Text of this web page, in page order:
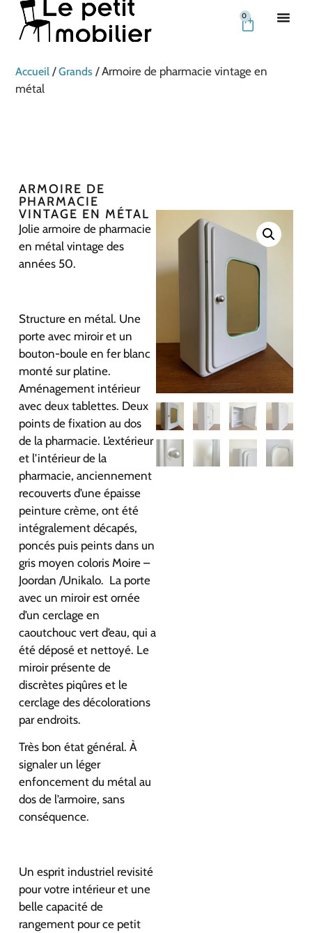
0
Accueil /Grands / Armoire de pharmacie vintage en
métal
ARMOIRE DE
PHARMACIE
VINTAGE EN MÉTAL
Jolie armoire de pharmacie
en métal vintage des
années 50.
Structure en métal. Une
porte avec miroir et un
bouton-boule en fer blanc
monté sur platine.
Aménagement intérieur
avec deux tablettes. Deux
points de fixation au dos
de la pharmacie. L’extérieur
et l’intérieur de la
pharmacie, anciennement
recouverts d’une épaisse
peinture crème, ont été
intégralement décapés,
poncés puis peints dans un
gris moyen coloris Moire –
Joordan /Unikalo. La porte
avec un miroir est ornée
d’un cerclage en
caoutchouc vert d’eau, qui a
été déposé et nettoyé. Le
miroir présente de
discrètes piqûres et le
cerclage des décolorations
par endroits.
Très bon état général. À
signaler un léger
enfoncement du métal au
dos de l’armoire, sans
conséquence.
Un esprit industriel revisité
pour votre intérieur et une
belle capacité de
rangement pour ce petit